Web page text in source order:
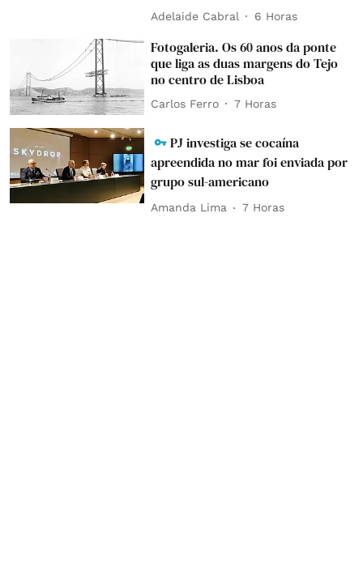
Adelaide Cabral 6 Horas
Fotogaleria. Os 60 anos da ponte
que liga as duas margens do Tejo
no centro de Lisboa
Carlos Ferro 7 Horas
PJ investiga se cocaína
apreendida no mar foi enviada por
grupo sul-americano
Amanda Lima 7 Horas